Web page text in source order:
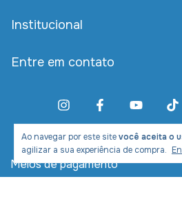
Ao navegar por este sitevocê aceita o
agilizar a sua experiência de compra.
Institucional
Entre em contato
Meios de pagamento